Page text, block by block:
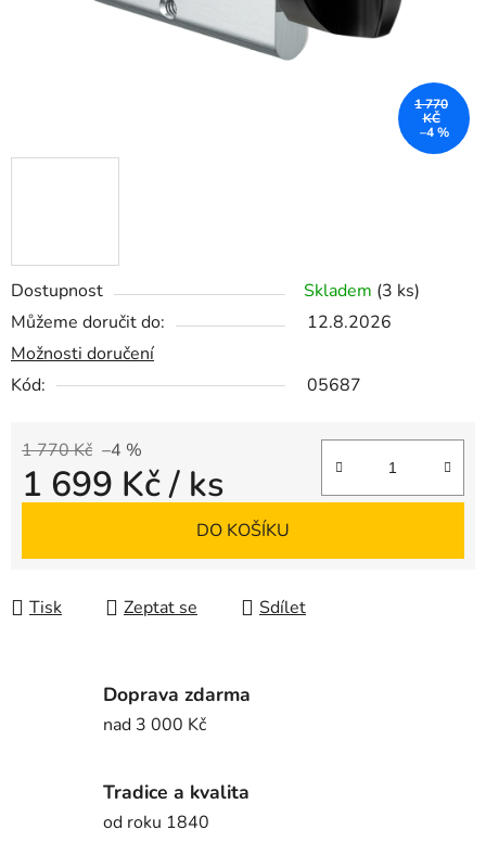
Dostupnost Skladem (3 ks)
Můžeme doručit do:
12.8.2026
Možnosti doručení
Kód:
05687
1 770 Kč –4 %
1 699 Kč/ ks
DO KOŠÍKU
Tisk Zeptat se Sdílet
1 770
KČ
–4 %
Doprava zdarma
nad 3 000 Kč
Tradice a kvalita
od roku 1840